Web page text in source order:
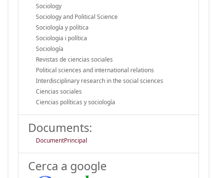
Sociology
Sociology and Political Science
Sociología y política
Sociologia i política
Sociología
Revistas de ciencias sociales
Political sciences and international relations
Interdisciplinary research in the social sciences
Ciencias sociales
Ciencias políticas y sociología
Documents:
DocumentPrincipal
Cerca a google